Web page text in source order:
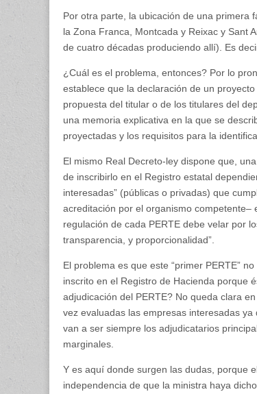
Por otra parte, la ubicación de una primera
la Zona Franca, Montcada y Reixac y Sant
de cuatro décadas produciendo allí). Es
¿Cuál es el problema, entonces? Por lo
establece que la declaración de un
propuesta del titular o de los titulares del
una memoria explicativa en la que se
proyectadas y los requisitos para la
El mismo Real Decreto-ley dispone que,
de inscribirlo en el Registro estatal
interesadas” (públicas o privadas) que
acreditación por el organismo competente–
regulación de cada PERTE debe velar por
transparencia, y proporcionalidad”.
El problema es que este “primer PERTE”
inscrito en el Registro de Hacienda porque
adjudicación del PERTE? No queda clara
vez evaluadas las empresas interesadas
van a ser siempre los adjudicatarios
marginales.
Y es aquí donde surgen las dudas, porque
independencia de que la ministra haya